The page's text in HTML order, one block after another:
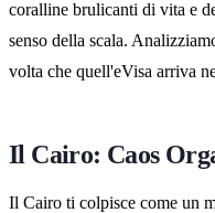
coralline brulicanti di vita e
senso della scala.
volta che quell'eVisa arriva
Il Cairo: Caos
Il Cairo ti colpisce come un